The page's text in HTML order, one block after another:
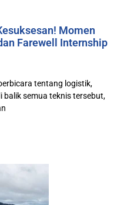
Momen
Farewell Internship
tentang logistik,
balik semua teknis tersebut,